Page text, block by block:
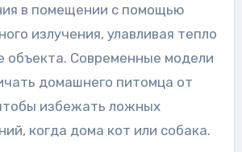
в помещении с помощью
излучения, улавливая тепло
объекта. Современные модели
домашнего питомца от
избежать ложных
когда дома кот или собака.